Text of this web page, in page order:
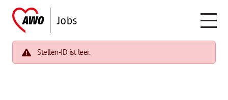
Stellen-ID ist leer.